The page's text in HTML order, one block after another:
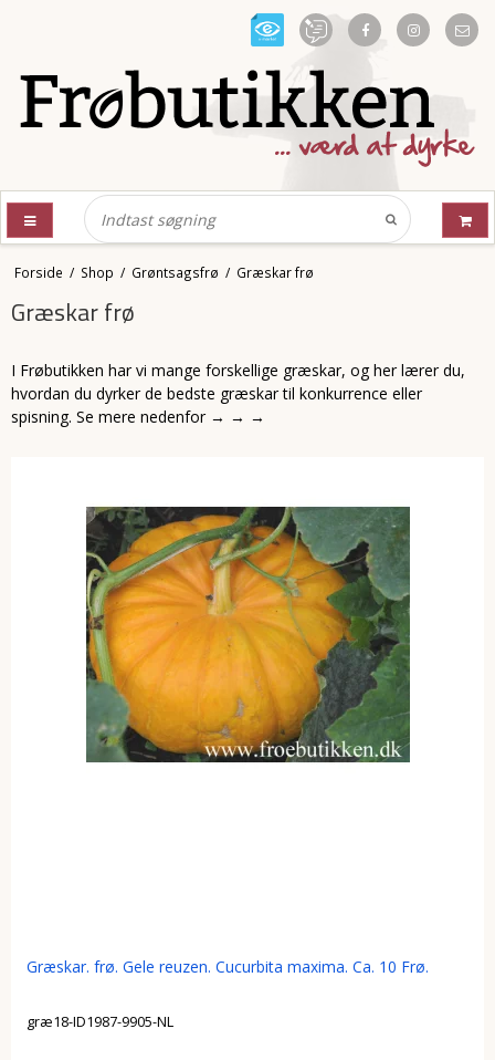
Forside / Shop / Grøntsagsfrø / Græskar frø
Græskar frø
I Frøbutikken har vi mange forskellige græskar, og her lærer du,
hvordan du dyrker de bedste græskar til konkurrence eller
spisning. Se mere nedenfor → → →
Græskar. frø. Gele reuzen. Cucurbita maxima. Ca. 10 Frø.
græ18-ID1987-9905-NL